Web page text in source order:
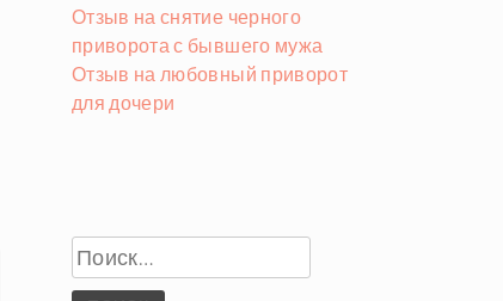
Отзыв на снятие черного
приворота с бывшего мужа
Отзыв на любовный приворот
для дочери
Найти: